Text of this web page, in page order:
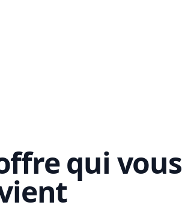
qui vous